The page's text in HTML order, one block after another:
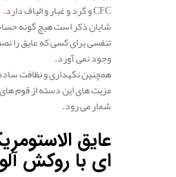
CFC و گرد و غبار و الیاف دارد
.
شایان ذکر است هیچ گونه
تنفسی برای کسی که عایق را
وجود نمی آورد.
همچنین نگهداری و نظافت
مزیت های این دسته از قوم
شمار می رود.
عایق
ای با روکش